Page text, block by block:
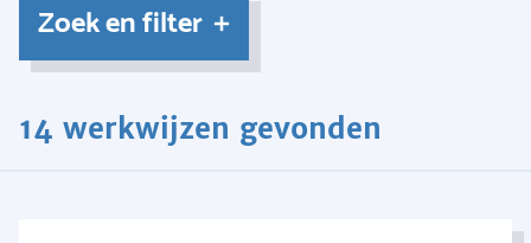
Zoek en filter
14 werkwijzen gevonden